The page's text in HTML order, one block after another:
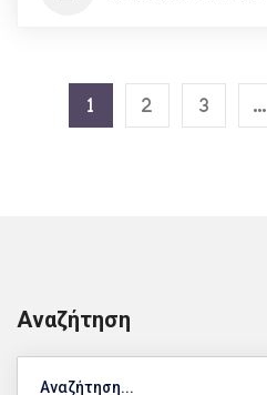
1 2 3 …
Αναζήτηση